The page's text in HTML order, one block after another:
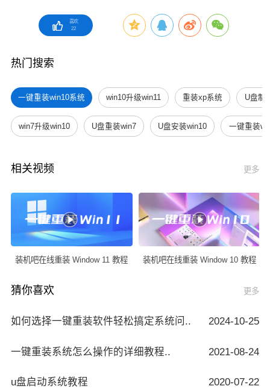
喜欢
22
热门搜索
一键重装win10系统 win10升级win11 重装xp系统 U盘制
win7升级win10 U盘重装win7 U盘安装win10 一键重装
相关视频 更多
装机吧在线重装 Window 11 教程 装机吧在线重装 Window 10 教程
猜你喜欢 更多
如何选择一键重装软件轻松搞定系统问.. 2024-10-25
一键重装系统怎么操作的详细教程.. 2021-08-24
u盘启动系统教程 2020-07-22